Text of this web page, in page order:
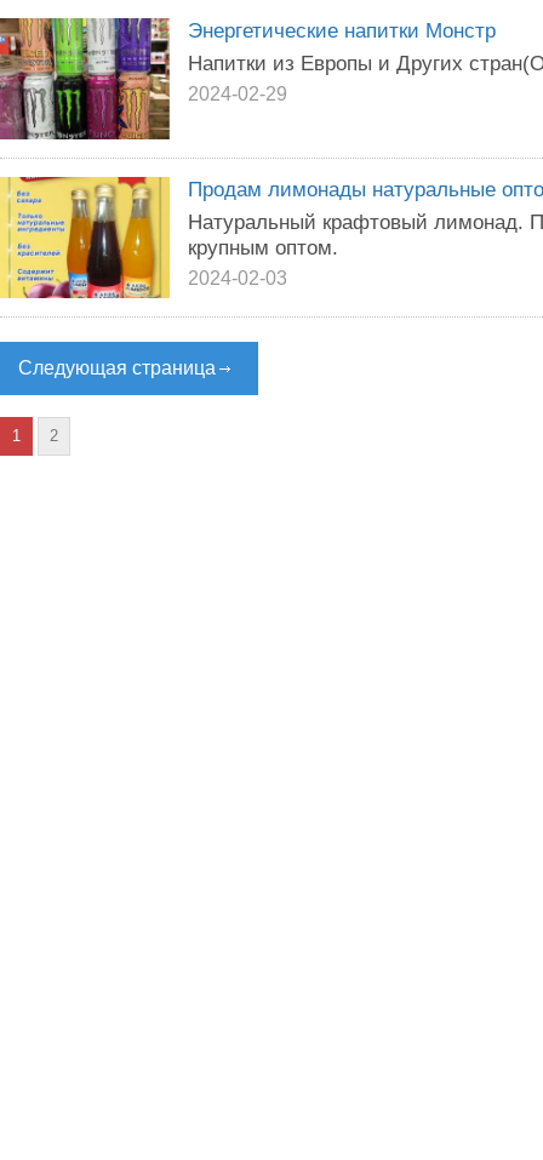
Энергетические напитки Монстр
Напитки из Европы и Других
2024-02-29
Продам лимонады натуральные
Натуральный крафтовый лимонад.
крупным оптом.
2024-02-03
Следующая страница
1 2